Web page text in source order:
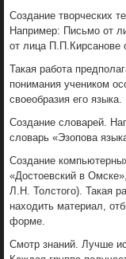
Создание творческих
Например: Письмо от
от лица П.П.Кирсанове
Такая работа
понимания учеником
своеобразия его языка.
Создание словарей.
словарь «Эзопова
Создание
«Достоевский в
Л.Н. Толстого). Такая
находить материал,
форме.
Смотр знаний. Лучше